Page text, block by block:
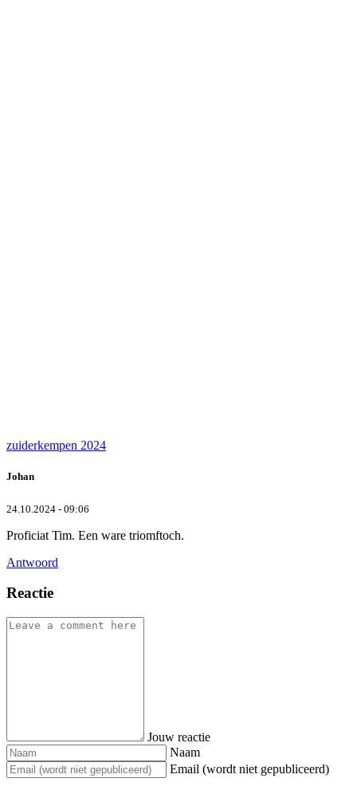
zuiderkempen 2024
Johan
24.10.2024 - 09:06
Proficiat Tim. Een ware triomftoch.
Antwoord
Reactie
Jouw reactie
Naam
Email (wordt niet gepubliceerd)